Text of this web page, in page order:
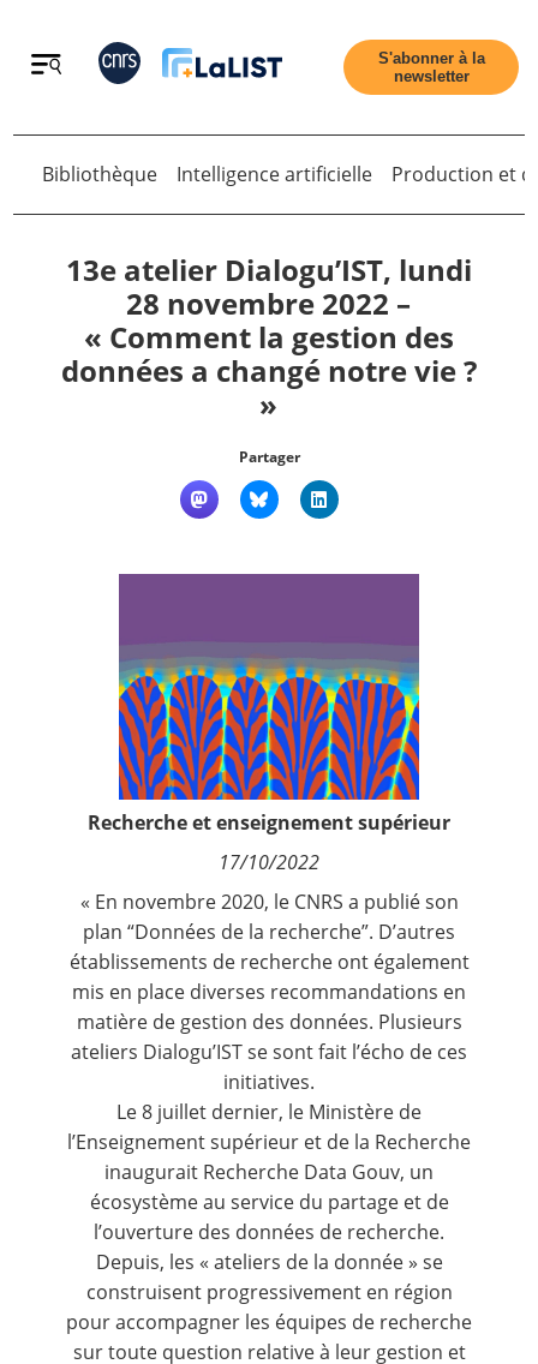
Retour
Accueil
Qui sommes nous ?
S'abonner à la
newsletter
Retour
Bibliothèque Intelligence artificielle Production et
13e atelier Dialogu’IST, lundi
28 novembre 2022 –
« Comment la gestion des
données a changé notre vie ?
»
Partager
Recherche et enseignement supérieur
17/10/2022
« En novembre 2020, le CNRS a publié son
plan “Données de la recherche”. D’autres
établissements de recherche ont également
mis en place diverses recommandations en
matière de gestion des données. Plusieurs
ateliers Dialogu’ISTse sont fait l’écho de ces
initiatives.
Le 8 juillet dernier, le Ministère de
l’Enseignement supérieur et de la Recherche
inaugurait Recherche Data Gouv, un
écosystème au service du partage et de
l’ouverture des données de recherche.
Depuis, les « ateliers de la donnée » se
construisent progressivement en région
pour accompagner les équipes de recherche
sur toute question relative à leur gestion et